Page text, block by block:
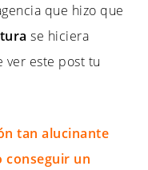
que hizo que
se hiciera
ver este post tu
tan alucinante
conseguir un